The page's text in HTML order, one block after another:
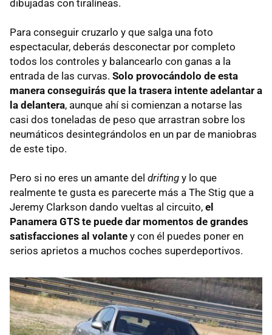
dibujadas con tiralíneas.
Para conseguir cruzarlo y que salga una foto
espectacular, deberás desconectar por completo
todos los controles y balancearlo con ganas a la
entrada de las curvas. Solo provocándolo de esta
manera conseguirás que la trasera intente adelantar a
la delantera, aunque ahí si comienzan a notarse las
casi dos toneladas de peso que arrastran sobre los
neumáticos desintegrándolos en un par de maniobras
de este tipo.
Pero si no eres un amante del drifting y lo que
realmente te gusta es parecerte más a The Stig que a
Jeremy Clarkson dando vueltas al circuito, el
Panamera GTS te puede dar momentos de grandes
satisfacciones al volante y con él puedes poner en
serios aprietos a muchos coches superdeportivos.